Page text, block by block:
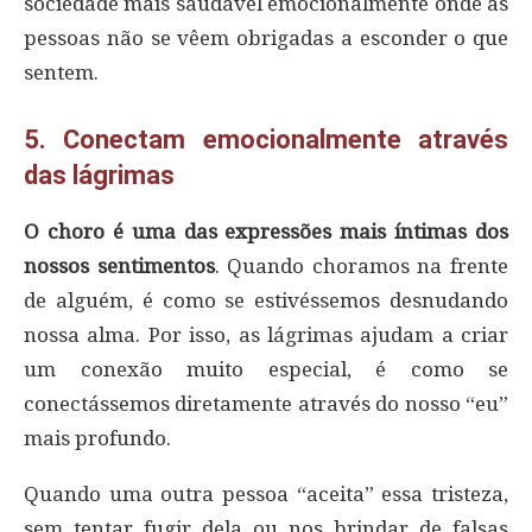
pessoas não se vêem obrigadas a esconder o que
sentem.
5. Conectam emocionalmente através
das lágrimas
O choro é uma das expressões mais íntimas dos
nossos sentimentos. Quando choramos na frente
de alguém, é como se estivéssemos desnudando
nossa alma. Por isso, as lágrimas ajudam a criar
um conexão muito especial, é como se
conectássemos diretamente através do nosso “eu”
mais profundo.
Quando uma outra pessoa “aceita” essa tristeza,